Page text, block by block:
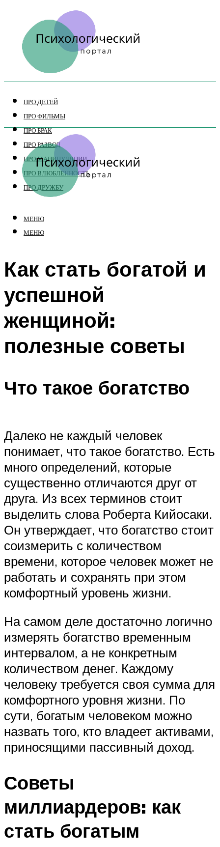
ПРО ДЕТЕЙ
ПРО ФИЛЬМЫ
ПРО БРАК
ПРО РАЗВОД
ПРО МАНИПУЛЯЦИИ
ПРО ВЛЮБЛЕННОСТЬ
ПРО ДРУЖБУ
МЕНЮ
МЕНЮ
Как стать богатой и
успешной
женщиной:
полезные советы
Что такое богатство
Далеко не каждый человек
понимает, что такое богатство. Есть
много определений, которые
существенно отличаются друг от
друга. Из всех терминов стоит
выделить слова Роберта Кийосаки.
Он утверждает, что богатство стоит
соизмерить с количеством
времени, которое человек может не
работать и сохранять при этом
комфортный уровень жизни.
На самом деле достаточно логично
измерять богатство временным
интервалом, а не конкретным
количеством денег. Каждому
человеку требуется своя сумма для
комфортного уровня жизни. По
сути, богатым человеком можно
назвать того, кто владеет активами,
приносящими пассивный доход.
Советы
миллиардеров: как
стать богатым